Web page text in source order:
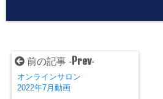
前の記事 - Prev-
オンラインサロン
2022年7月動画